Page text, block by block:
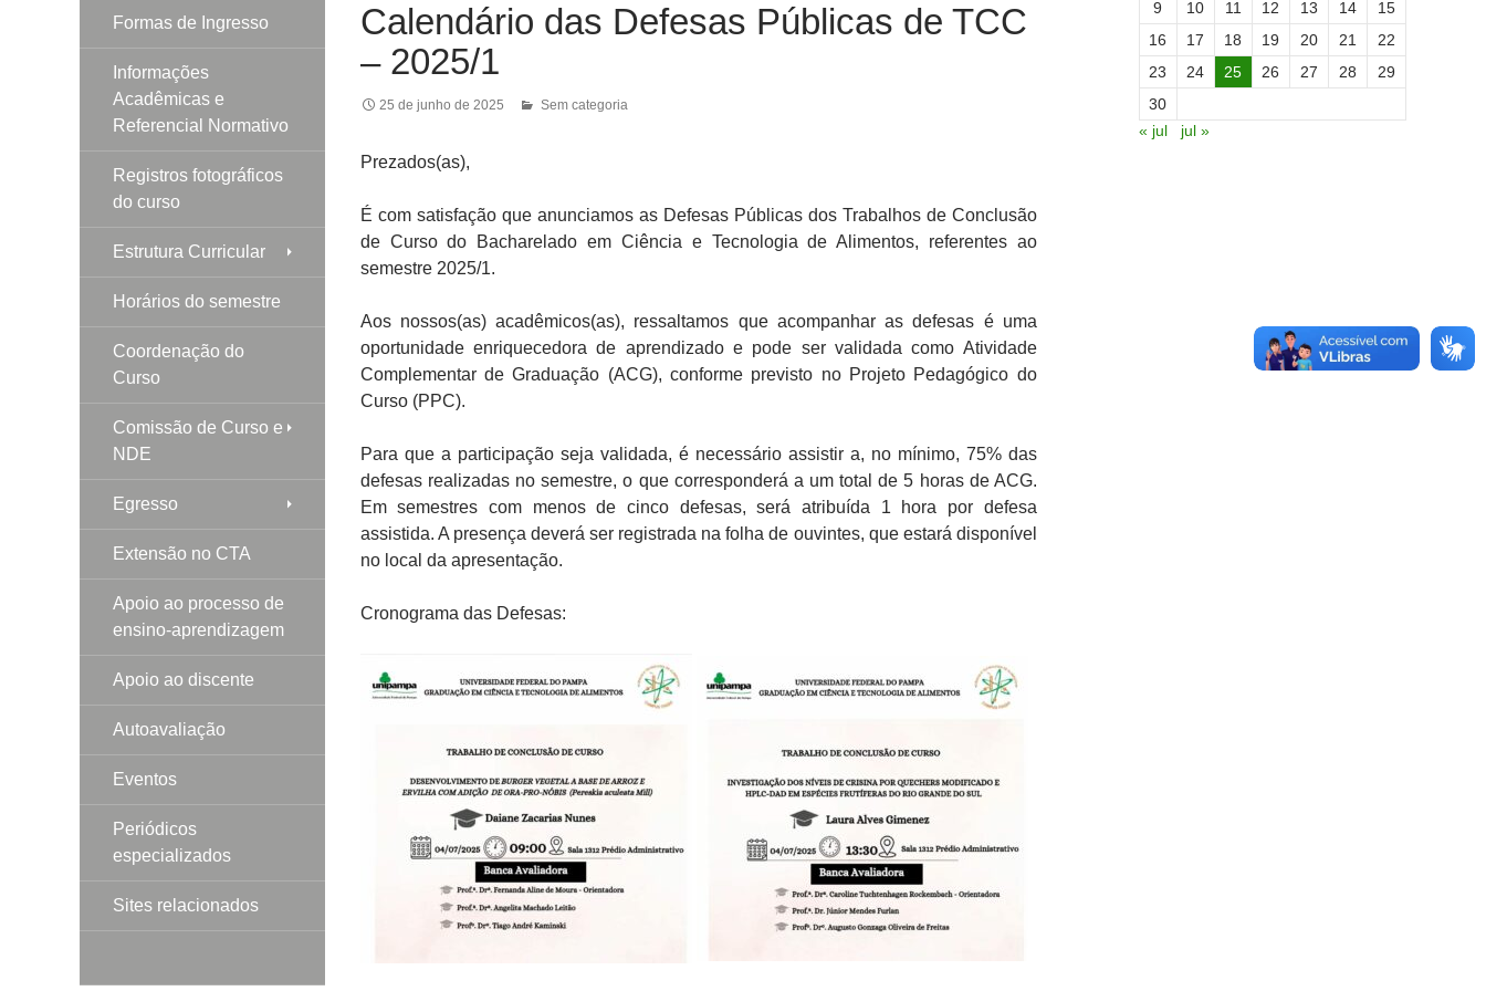
Calendário das Defesas Públicas de TCC
– 2025/1
25 de junho de 2025 Sem categoria
Prezados(as),
É com satisfação que anunciamos as Defesas Públicas dos Trabalhos de Conclusão
de Curso do Bacharelado em Ciência e Tecnologia de Alimentos, referentes ao
semestre 2025/1.
Aos nossos(as) acadêmicos(as), ressaltamos que acompanhar as defesas é uma
oportunidade enriquecedora de aprendizado e pode ser validada como Atividade
Complementar de Graduação (ACG), conforme previsto no Projeto Pedagógico do
Curso (PPC).
Para que a participação seja validada, é necessário assistir a, no mínimo, 75% das
defesas realizadas no semestre, o que corresponderá a um total de 5 horas de ACG.
Em semestres com menos de cinco defesas, será atribuída 1 hora por defesa
assistida. A presença deverá ser registrada na folha de ouvintes, que estará disponível
no local da apresentação.
Cronograma das Defesas:
9
10 11 12 13 14
15
16
17 18 19 20 21
22
23
24 25 26 27 28
29
30
« jul
jul »
Formas de Ingresso
Informações
Acadêmicas e
Referencial Normativo
Registros fotográficos
do curso
Estrutura Curricular
Horários do semestre
Coordenação do
Curso
Comissão de Curso e
NDE
Egresso
Extensão no CTA
Apoio ao processo de
ensino-aprendizagem
Apoio ao discente
Autoavaliação
Eventos
Periódicos
especializados
Sites relacionados